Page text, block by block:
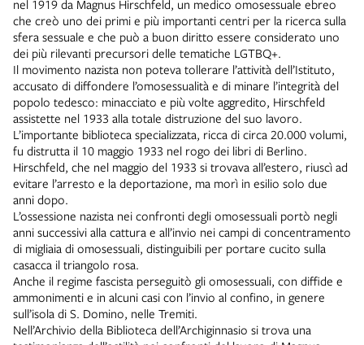
nel 1919 da Magnus Hirschfeld, un medico omosessuale ebreo
che creò uno dei primi e più importanti centri per la ricerca sulla
sfera sessuale e che può a buon diritto essere considerato uno
dei più rilevanti precursori delle tematiche LGTBQ+.
Il movimento nazista non poteva tollerare l’attività dell’Istituto,
accusato di diffondere l’omosessualità e di minare l’integrità del
popolo tedesco: minacciato e più volte aggredito, Hirschfeld
assistette nel 1933 alla totale distruzione del suo lavoro.
L’importante biblioteca specializzata, ricca di circa 20.000 volumi,
fu distrutta il 10 maggio 1933 nel rogo dei libri di Berlino.
Hirschfeld, che nel maggio del 1933 si trovava all’estero, riuscì ad
evitare l’arresto e la deportazione, ma morì in esilio solo due
anni dopo.
L’ossessione nazista nei confronti degli omosessuali portò negli
anni successivi alla cattura e all’invio nei campi di concentramento
di migliaia di omosessuali, distinguibili per portare cucito sulla
casacca il triangolo rosa.
Anche il regime fascista perseguitò gli omosessuali, con diffide e
ammonimenti e in alcuni casi con l’invio al confino, in genere
sull’isola di S. Domino, nelle Tremiti.
Nell’Archivio della Biblioteca dell’Archiginnasio si trova una